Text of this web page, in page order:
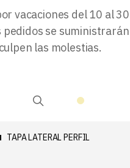
vacaciones del 10 al 30
pedidos se suministrarán
las molestias.
TAPA LATERAL PERFIL